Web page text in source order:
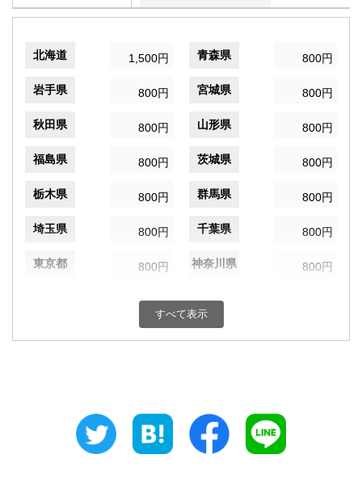
北海道 1,500円 青森県 800円
岩手県 800円 宮城県 800円
秋田県 800円 山形県 800円
福島県 800円 茨城県 800円
栃木県 800円 群馬県 800円
埼玉県 800円 千葉県 800円
東京都 800円 神奈川県 800円
800円 富山県
800円 三重県
すべて表示